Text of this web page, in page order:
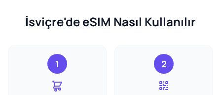
İsviçre'de eSIM Nasıl Kullanılır
1 2